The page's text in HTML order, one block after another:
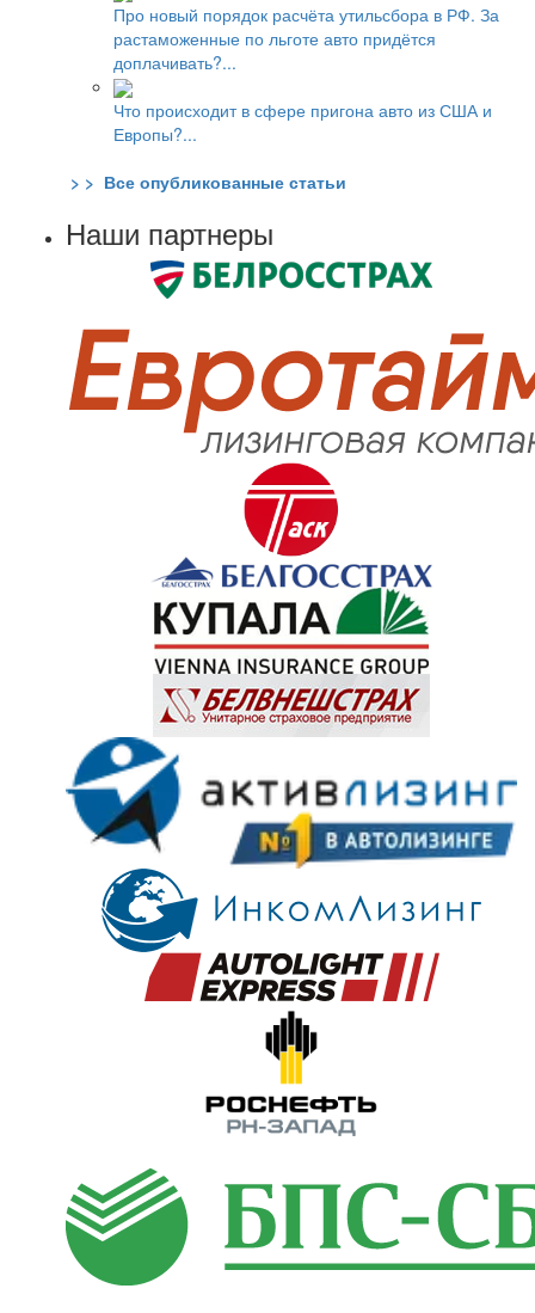
Про новый порядок расчёта утильсбора в РФ. За
растаможенные по льготе авто придётся
доплачивать?...
Что происходит в сфере пригона авто из США и
Европы?...
> > Все опубликованные статьи
Наши партнеры